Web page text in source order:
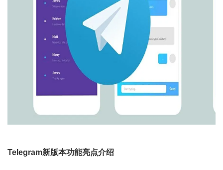
Telegram新版本功能亮点介绍